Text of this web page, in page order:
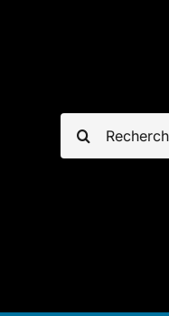
Rechercher: